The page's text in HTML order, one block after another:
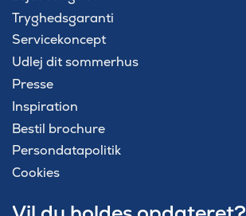
Tryghedsgaranti
Servicekoncept
Udlej dit sommerhus
Presse
Inspiration
Bestil brochure
Persondatapolitik
Cookies